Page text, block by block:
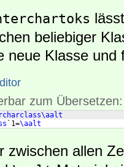
beliebiger
neue Klasse
zum Übersetzen:
`1=\aalt
zwischen allen